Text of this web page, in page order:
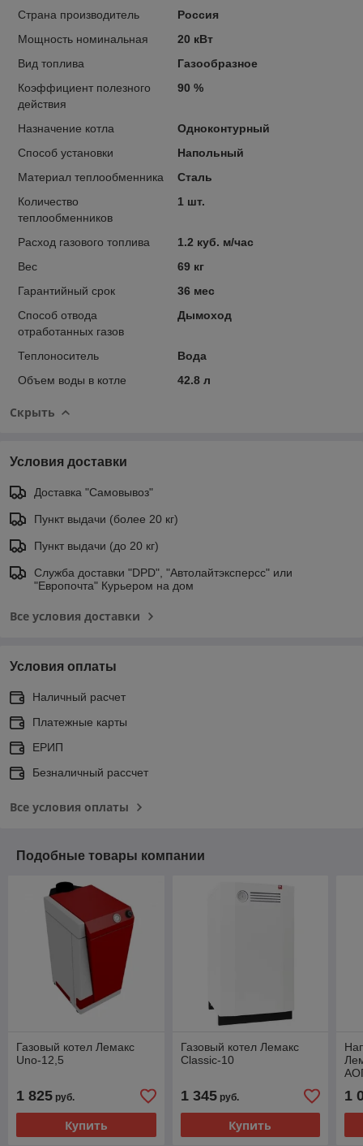
Страна производитель
Россия
Мощность номинальная
20 кВт
Вид топлива
Газообразное
Коэффициент полезного
действия
90 %
Назначение котла
Одноконтурный
Способ установки
Напольный
Материал теплообменника
Сталь
Количество
теплообменников
1 шт.
Расход газового топлива
1.2 куб. м/час
Вес
69 кг
Гарантийный срок
36 мес
Способ отвода
отработанных газов
Дымоход
Теплоноситель
Вода
Объем воды в котле
42.8 л
Скрыть
Условия доставки
Доставка "Самовывоз"
Пункт выдачи (более 20 кг)
Пункт выдачи (до 20 кг)
Служба доставки "DPD", "Автолайтэксперсс" или
"Европочта" Курьером на дом
Все условия доставки
Условия оплаты
Наличный расчет
Платежные карты
ЕРИП
Безналичный рассчет
Все условия оплаты
Подобные товары компании
Газовый котел Лемакс
Uno-12,5
1 825 руб.
Купить
Газовый котел Лемакс
Classic-10
1 345руб.
Купить
1